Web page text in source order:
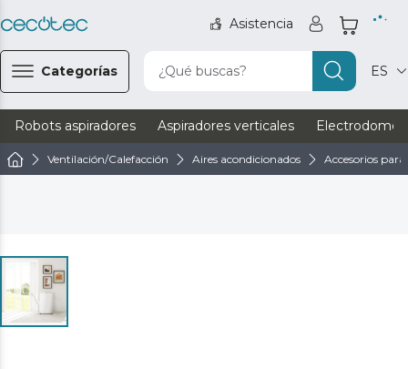
Asistencia
Categorías ¿Qué buscas? ES
Robots aspiradores Aspiradores verticales
Ventilación/Calefacción Aires acondicionados Accesorios